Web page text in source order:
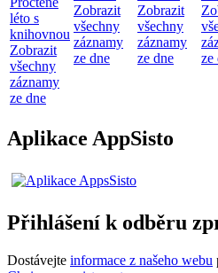
léto s
knihovnou
Zobrazit
všechny
záznamy
ze dne
Zobrazit
všechny
záznamy
ze dne
Zobrazit
všechny
záznamy
ze dne
ze
Aplikace AppSisto
Přihlášení k odběru
Dostávejte informace z našeho webu